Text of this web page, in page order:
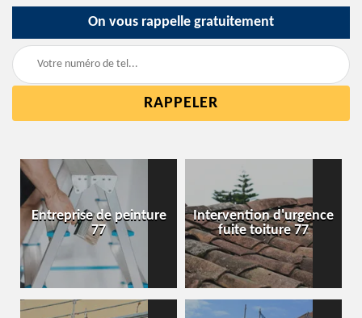
On vous rappelle gratuitement
Entreprise de peinture
77
Intervention d'urgence
fuite toiture 77